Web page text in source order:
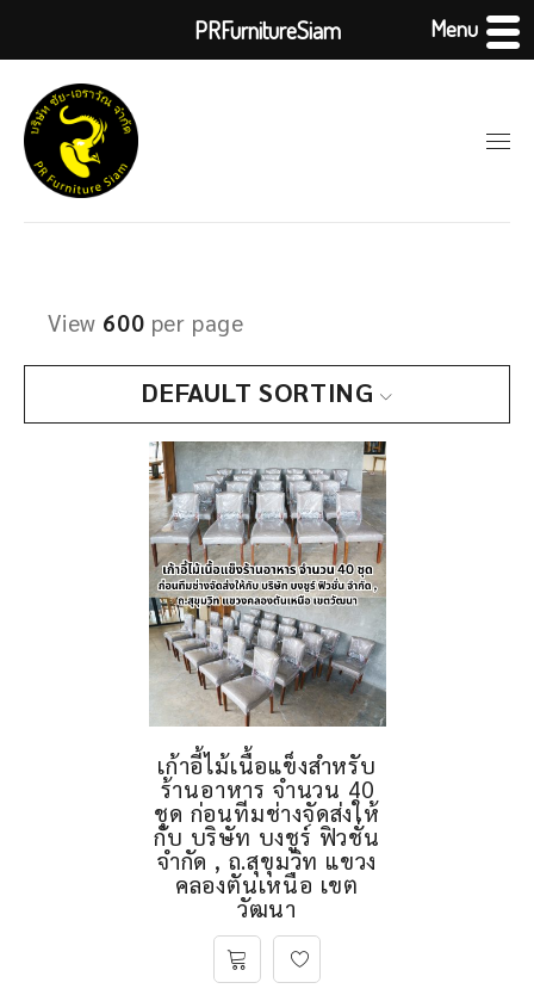
DEFAULT SORTING
View 600 per page
เก้าอี้ไม้เนื้อแข็งสำหรับ
ร้านอาหาร จำนวน 40
ชุด ก่อนทีมช่างจัดส่งให้
กับ บริษัท บงชูร์ ฟิวชั่น
จำกัด , ถ.สุขุมวิท แขวง
คลองตันเหนือ เขต
วัฒนา
PRFurnitureSiam Menu